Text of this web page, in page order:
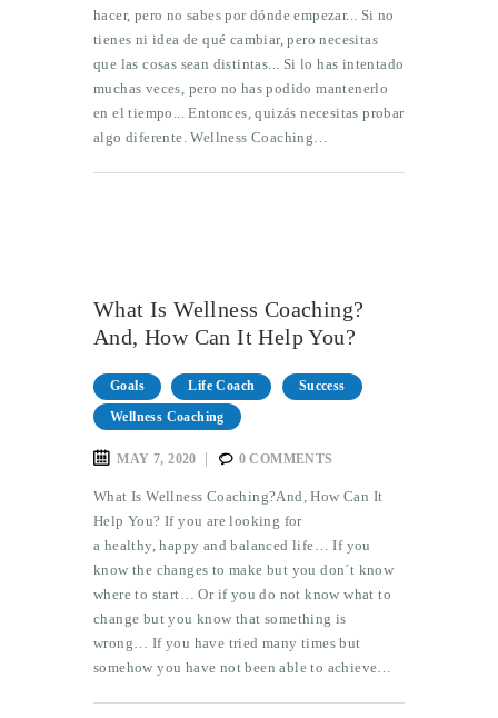
hacer, pero no sabes por dónde empezar... Si no
tienes ni idea de qué cambiar, pero necesitas
que las cosas sean distintas... Si lo has intentado
muchas veces, pero no has podido mantenerlo
en el tiempo... Entonces, quizás necesitas probar
algo diferente. Wellness Coaching…
What Is Wellness Coaching?
And, How Can It Help You?
Goals Life Coach
Success
Wellness Coaching
MAY 7, 2020 0 COMMENTS
What Is Wellness Coaching?And, How Can It
Help You? If you are looking for
a healthy, happy and balanced life… If you
know the changes to make but you don´t know
where to start… Or if you do not know what to
change but you know that something is
wrong… If you have tried many times but
somehow you have not been able to achieve…